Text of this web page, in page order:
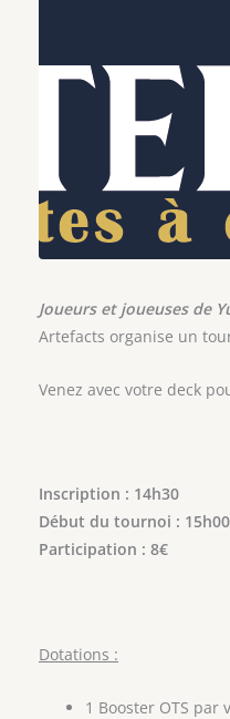
Joueurs et joueuses de
Artefacts organise un
Venez avec votre deck
Inscription : 14h30
Début du tournoi : 15h00
Participation : 8€
Dotations :
1 Booster OTS par